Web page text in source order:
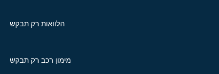
הלוואות רק תבקש
מימון רכב רק תבקש